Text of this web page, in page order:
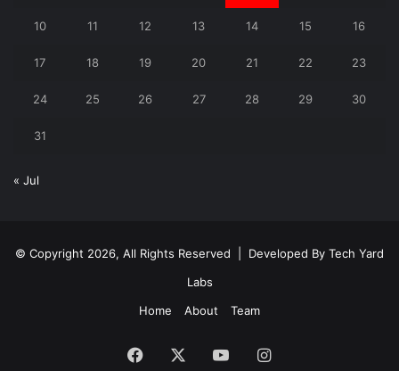
10 11 12 13 14 15 16
17 18 19 20 21 22 23
24 25 26 27 28 29 30
31
« Jul
© Copyright 2026, All Rights Reserved | Developed By Tech Yard
Labs
Home
About Team
Facebook YouTubeInstagram